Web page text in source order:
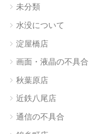
未分類
水没について
淀屋橋店
画面・液晶の不具合
秋葉原店
近鉄八尾店
通信の不具合